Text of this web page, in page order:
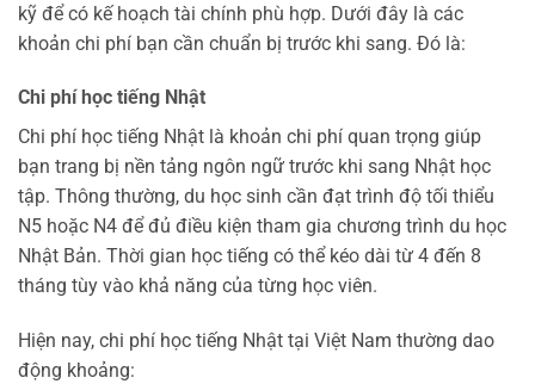
kỹ để có kế hoạch tài chính phù hợp. Dưới đây là các
khoản chi phí bạn cần chuẩn bị trước khi sang. Đó là:
Chi phí học tiếng Nhật
Chi phí học tiếng Nhật là khoản chi phí quan trọng giúp
bạn trang bị nền tảng ngôn ngữ trước khi sang Nhật học
tập. Thông thường, du học sinh cần đạt trình độ tối thiểu
N5 hoặc N4 để đủ điều kiện tham gia chương trình du học
Nhật Bản. Thời gian học tiếng có thể kéo dài từ 4 đến 8
tháng tùy vào khả năng của từng học viên.
Hiện nay, chi phí học tiếng Nhật tại Việt Nam thường dao
động khoảng: